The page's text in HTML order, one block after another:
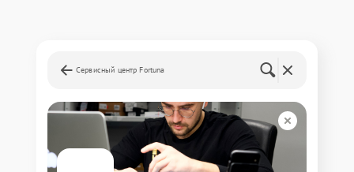
Сервисный центр Fortuna